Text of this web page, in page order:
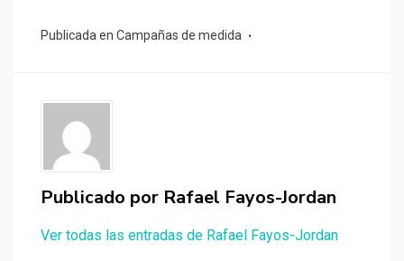
Publicada en Campañas de medida
Publicado por Rafael Fayos-Jordan
Ver todas las entradas de Rafael Fayos-Jordan